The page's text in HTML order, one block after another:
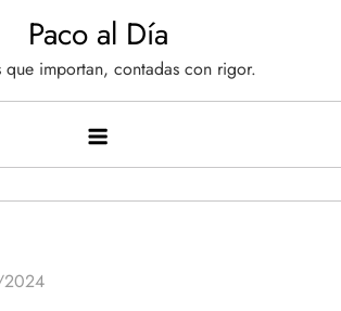
Paco al Día
que importan, contadas con rigor.